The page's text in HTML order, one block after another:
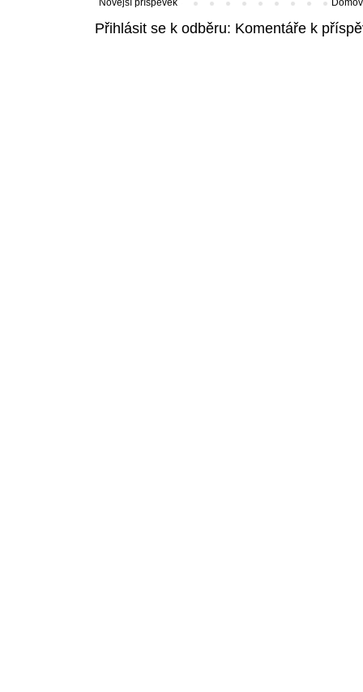
Novější příspěvek
Přihlásit se k odběru: Komentáře k